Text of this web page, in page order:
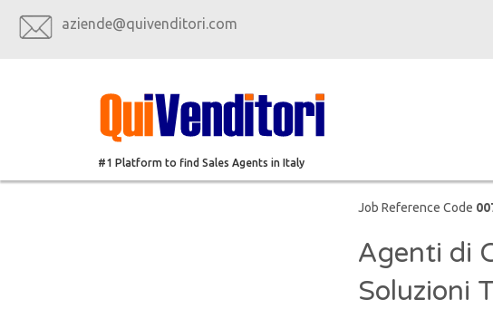
aziende@quivenditori.com
#1 Platform to find Sales Agents in Italy
Job Reference Code
Agenti di
Soluzioni